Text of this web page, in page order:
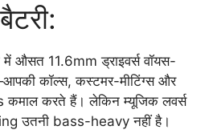
में औसत 11.6mm ड्राइवर्स वॉयस-
कॉल्स, कस्टमर-मीटिंग्स और
करते हैं। लेकिन म्यूजिक लवर्स
उतनी bass-heavy नहीं है।